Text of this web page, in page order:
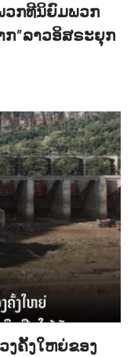
ວກທີນິຍົມພວກ
”ລາວອິສຣະຍຸກ
ງຄັ້ງໃຫຍ່ຂອງ